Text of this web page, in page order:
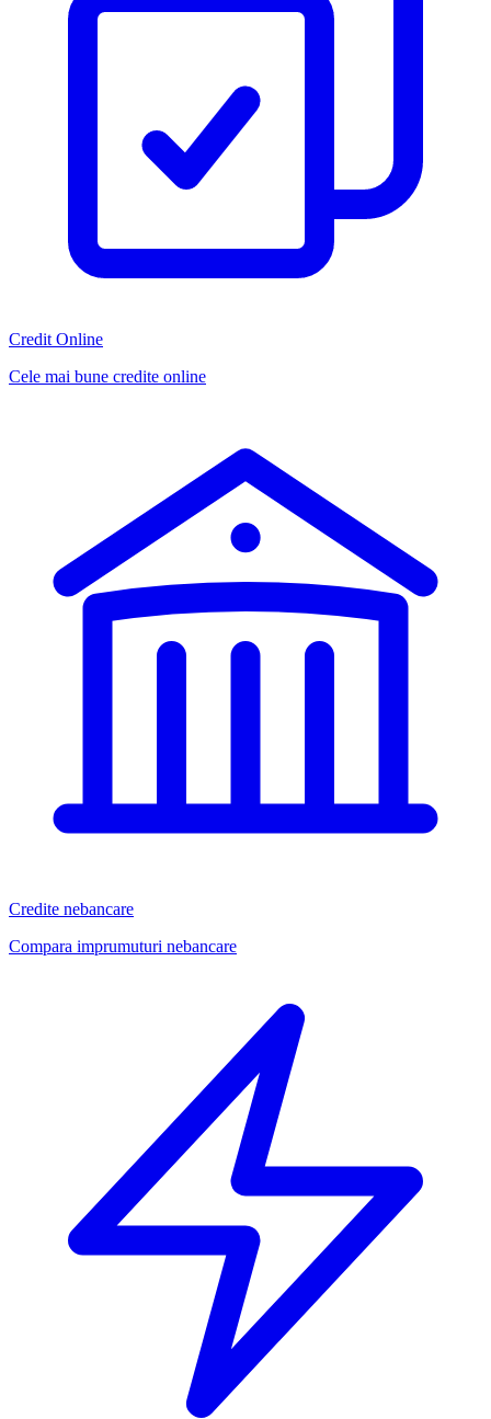
Credit Online
Cele mai bune credite online
Credite nebancare
Compara imprumuturi nebancare